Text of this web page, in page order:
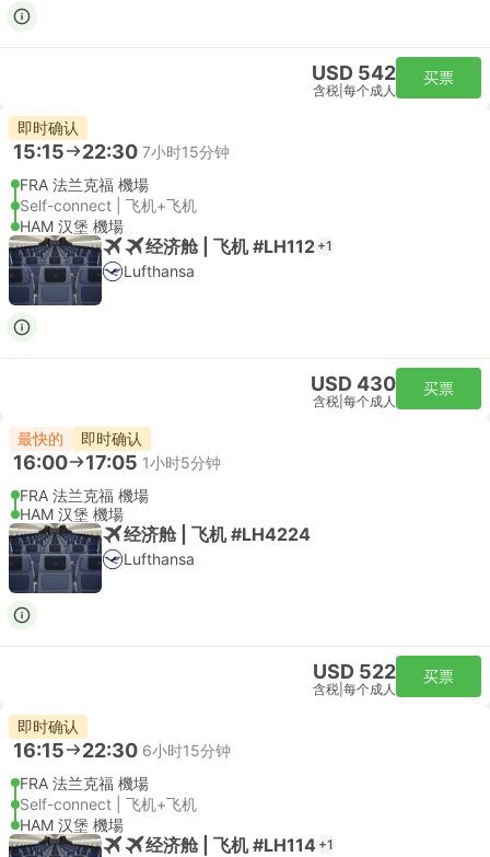
USD 542
含税 每个成人
买票
即时确认
15:15 22:30 7小时15分钟
FRA 法兰克福 機場
Self-connect | 飞机+飞机
HAM 汉堡 機場
经济舱 | 飞机 #LH112 +1
Lufthansa
USD 430
含税 每个成人
买票
最快的 即时确认
16:00 17:05 1小时5分钟
FRA 法兰克福 機場
HAM 汉堡 機場
经济舱 | 飞机 #LH4224
Lufthansa
USD 522
含税 每个成人
买票
即时确认
16:15 22:30 6小时15分钟
FRA 法兰克福 機場
Self-connect | 飞机+飞机
HAM 汉堡 機場
经济舱 | 飞机 #LH114 +1